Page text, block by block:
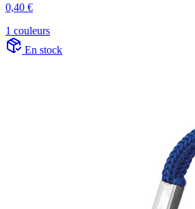
0,40 €
1 couleurs
En stock